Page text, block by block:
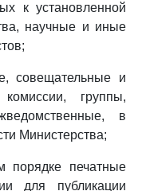
к установленной
научные и иные
совещательные и
группы,
в
Министерства;
порядке печатные
для публикации